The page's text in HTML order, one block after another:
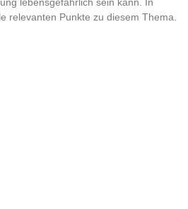
relevanten Punkte zu diesem Thema.